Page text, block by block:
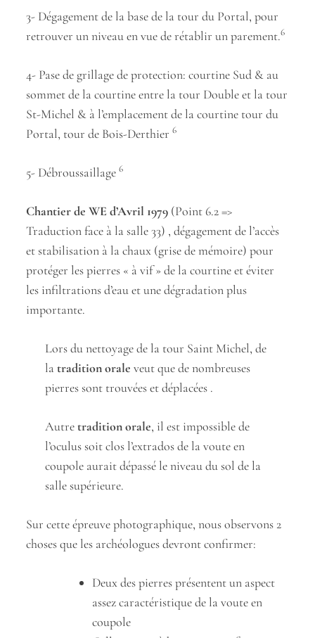
3- Dégagement de la base de la tour du Portal, pour
retrouver un niveau en vue de rétablir un parement.6
4- Pase de grillage de protection: courtine Sud & au
sommet de la courtine entre la tour Double et la tour
St-Michel & à l’emplacement de la courtine tour du
Portal, tour de Bois-Derthier6
5- Débroussaillage6
Chantier de WE d’Avril 1979 (Point 6.2 =>
Traduction face à la salle 33) , dégagement de l’accès
et stabilisation à la chaux (grise de mémoire) pour
protéger les pierres « à vif » de la courtine et éviter
les infiltrations d’eau et une dégradation plus
importante.
Lors du nettoyage de la tour Saint Michel, de
latradition orale veut que de nombreuses
pierres sont trouvées et déplacées .
Autretradition orale, il est impossible de
l’oculus soit clos l’extrados de la voute en
coupole aurait dépassé le niveau du sol de la
salle supérieure.
Sur cette épreuve photographique, nous observons 2
choses que les archéologues devront confirmer:
Deux des pierres présentent un aspect
assez caractéristique de la voute en
coupole